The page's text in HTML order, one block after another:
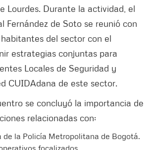
Lourdes. Durante la actividad, el
Fernández de Soto se reunió con
del sector con el
estrategias conjuntas para
Locales de Seguridad y
CUIDAdana de este sector.
se concluyó la importancia de
relacionadas con:
de la Policía Metropolitana de Bogotá.